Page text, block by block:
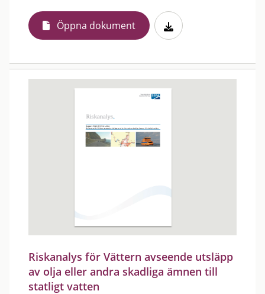
Öppna dokument
Riskanalys för Vättern avseende utsläpp
av olja eller andra skadliga ämnen till
statligt vatten